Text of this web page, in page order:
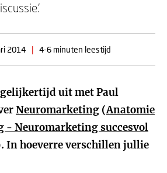
2014 | 4-6 minuten leestijd
uit met Paul
Neuromarketing (Anatomie
- Neuromarketing succesvol
In hoeverre verschillen jullie